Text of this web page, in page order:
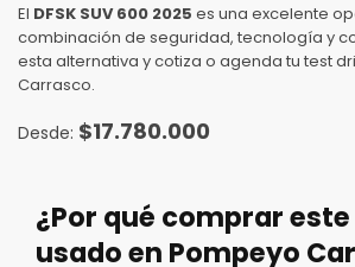
El DFSK SUV 600 2025 es una excelente
combinación de seguridad, tecnología y
esta alternativa y cotiza o agenda tu test
Carrasco.
$17.780.000
¿Por qué comprar
usado en Pompeyo